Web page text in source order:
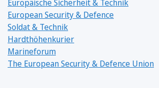
Europäische Sicherheit & Technik
European Security & Defence
Soldat & Technik
Hardthöhenkurier
Marineforum
The European Security & Defence Union